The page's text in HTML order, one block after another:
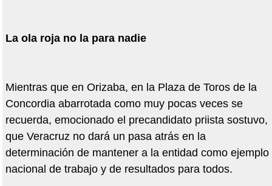
La ola roja no la para nadie
Mientras que en Orizaba, en la Plaza de Toros de la
Concordia abarrotada como muy pocas veces se
recuerda, emocionado el precandidato priista sostuvo,
que Veracruz no dará un pasa atrás en la
determinación de mantener a la entidad como ejemplo
nacional de trabajo y de resultados para todos.